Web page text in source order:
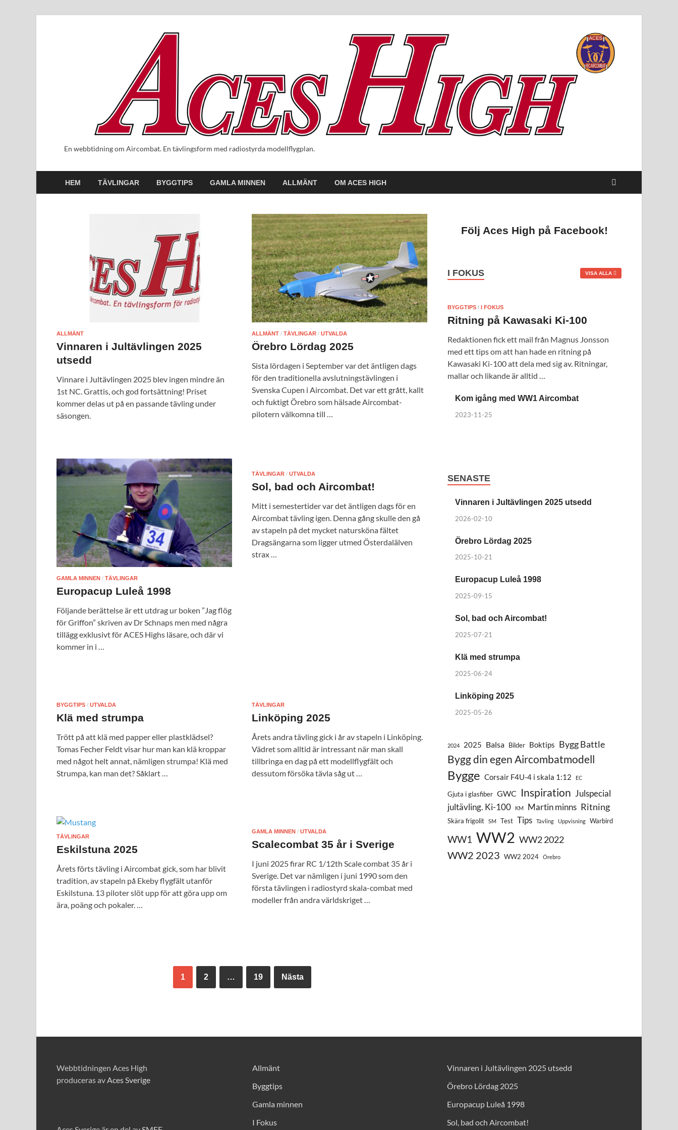
En webbtidning om Aircombat. En tävlingsform med radiostyrda modellflygplan.
HEM TÄVLINGAR BYGGTIPS GAMLA MINNEN ALLMÄNT OM ACES HIGH
ALLMÄNT
Vinnaren i Jultävlingen 2025
utsedd
Vinnare i Jultävlingen 2025 blev ingen mindre än
1st NC. Grattis, och god fortsättning! Priset
kommer delas ut på en passande tävling under
säsongen.
ALLMÄNT / TÄVLINGAR / UTVALDA
Örebro Lördag 2025
Sista lördagen i September var det äntligen dags
för den traditionella avslutningstävlingen i
Svenska Cupen i Aircombat. Det var ett grått, kallt
och fuktigt Örebro som hälsade Aircombat-
pilotern välkomna till …
GAMLA MINNEN / TÄVLINGAR
Europacup Luleå 1998
Följande berättelse är ett utdrag ur boken ”Jag flög
för Griffon” skriven av Dr Schnaps men med några
tillägg exklusivt för ACES Highs läsare, och där vi
kommer in i …
TÄVLINGAR / UTVALDA
Sol, bad och Aircombat!
Mitt i semestertider var det äntligen dags för en
Aircombat tävling igen. Denna gång skulle den gå
av stapeln på det mycket natursköna fältet
Dragsängarna som ligger utmed Österdalälven
strax …
BYGGTIPS / UTVALDA
Klä med strumpa
Trött på att klä med papper eller plastklädsel?
Tomas Fecher Feldt visar hur man kan klä kroppar
med något helt annat, nämligen strumpa! Klä med
Strumpa, kan man det? Såklart …
TÄVLINGAR
Linköping 2025
Årets andra tävling gick i år av stapeln i Linköping.
Vädret som alltid är intressant när man skall
tillbringa en dag på ett modellflygfält och
dessutom försöka tävla såg ut …
TÄVLINGAR
Eskilstuna 2025
Årets förts tävling i Aircombat gick, som har blivit
tradition, av stapeln på Ekeby flygfält utanför
Eskilstuna. 13 piloter slöt upp för att göra upp om
ära, poäng och pokaler. …
GAMLA MINNEN / UTVALDA
Scalecombat 35 år i Sverige
I juni 2025 firar RC 1/12th Scale combat 35 år i
Sverige. Det var nämligen i juni 1990 som den
första tävlingen i radiostyrd skala-combat med
modeller från andra världskriget …
1 2 … 19 Nästa
Följ Aces High på Facebook!
I FOKUS VISA ALLA
BYGGTIPS /I FOKUS
Ritning på Kawasaki Ki-100
Redaktionen fick ett mail från Magnus Jonsson
med ett tips om att han hade en ritning på
Kawasaki Ki-100 att dela med sig av. Ritningar,
mallar och likande är alltid …
Kom igång med WW1 Aircombat
2023-11-25
SENASTE
Vinnaren i Jultävlingen 2025 utsedd
2026-02-10
Örebro Lördag 2025
2025-10-21
Europacup Luleå 1998
2025-09-15
Sol, bad och Aircombat!
2025-07-21
Klä med strumpa
2025-06-24
Linköping 2025
2025-05-26
2024 2025 Balsa Bilder Boktips Bygg Battle
Bygg din egen Aircombatmodell
Bygge Corsair F4U-4 i skala 1:12 EC
Gjuta i glasfiber GWC Inspiration Julspecial
jultävling. Ki-100
KM Martin minns Ritning
Skära frigolit SM Test Tips Tävling Uppvisning Warbird
WW1 WW2 WW2 2022
WW2 2023 WW2 2024 Örebro
Webbtidningen Aces High
produceras avAces Sverige
Allmänt
Byggtips
Gamla minnen
I Fokus
Vinnaren i Jultävlingen 2025 utsedd
Örebro Lördag 2025
Europacup Luleå 1998
Sol, bad och Aircombat!